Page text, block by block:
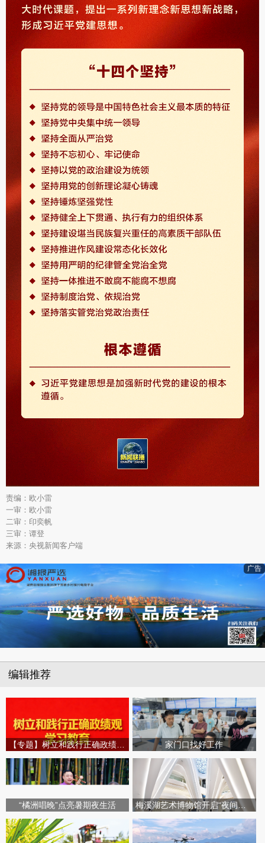
责编：欧小雷
一审：欧小雷
二审：印奕帆
三审：谭登
来源：央视新闻客户端
广告
编辑推荐
家门口找好工作
“橘洲唱晚”点亮暑期夜生活 梅溪湖艺术博物馆开启“夜间模式”